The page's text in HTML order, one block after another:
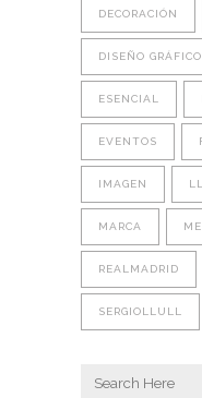
DECORACIÓN
DISEÑO GRÁFICO
ESENCIAL
EVENTOS
IMAGEN
MARCA
REALMADRID
SERGIOLLULL